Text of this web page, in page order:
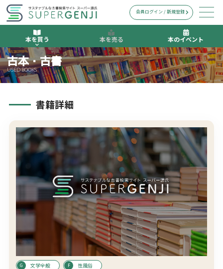
本を買う 本を売る 本のイベント
会員ログイン / 新規登録
古本・古書
USED BOOKS
書籍詳細
文学全般 性風俗